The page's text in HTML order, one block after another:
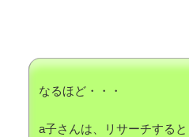
なるほど・・・
a子さんは、リサーチする